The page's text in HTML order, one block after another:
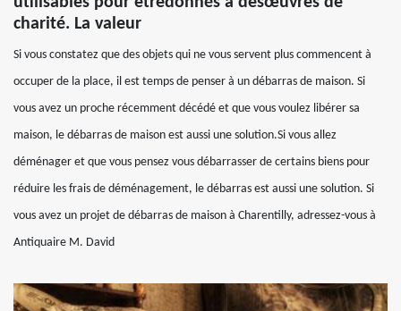
charité. La valeur
Si vous constatez que des objets qui ne vous servent plus commencent à
occuper de la place, il est temps de penser à un débarras de maison. Si
vous avez un proche récemment décédé et que vous voulez libérer sa
maison, le débarras de maison est aussi une solution.Si vous allez
déménager et que vous pensez vous débarrasser de certains biens pour
réduire les frais de déménagement, le débarras est aussi une solution. Si
vous avez un projet de débarras de maison à Charentilly, adressez-vous à
Antiquaire M. David